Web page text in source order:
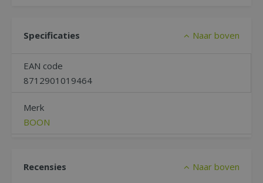
Specificaties Naar boven
EAN code
8712901019464
Merk
BOON
Recensies Naar boven